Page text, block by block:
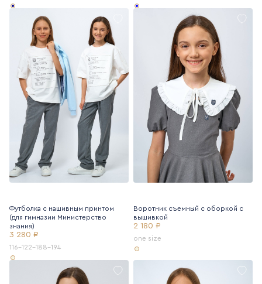
Футболка с нашивным принтом
(для гимназии Министерство
знания)
3 280 ₽
116-122-188-194
Воротник съемный с оборкой с
вышивкой
2 180 ₽
one size